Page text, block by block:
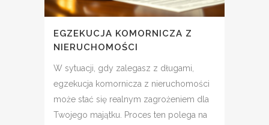
EGZEKUCJA KOMORNICZA Z
NIERUCHOMOŚCI
W sytuacji, gdy zalegasz z długami,
egzekucja komornicza z nieruchomości
może stać się realnym zagrożeniem dla
Twojego majątku. Proces ten polega na